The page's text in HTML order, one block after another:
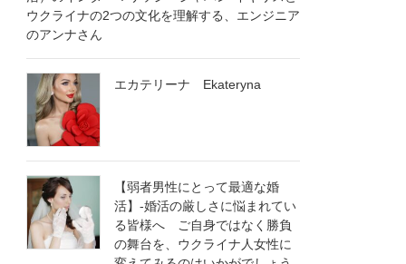
ウクライナの2つの文化を理解する、エンジニア
のアンナさん
エカテリーナ Ekateryna
【弱者男性にとって最適な婚
活】-婚活の厳しさに悩まれてい
る皆様へ ご自身ではなく勝負
の舞台を、ウクライナ人女性に